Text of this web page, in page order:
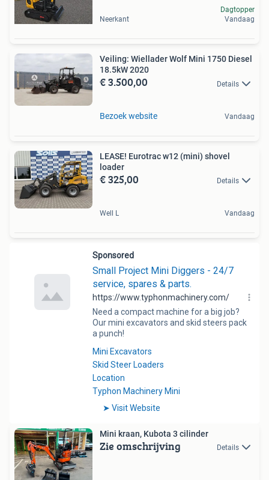
Neerkant
Dagtopper
Vandaag
Veiling: Wiellader Wolf Mini 1750 Diesel
18.5kW 2020
€ 3.500,00 Details
Bezoek website Vandaag
LEASE! Eurotrac w12 (mini) shovel
loader
€ 325,00 Details
Well L Vandaag
Mini kraan, Kubota 3 cilinder
Zie omschrijving Details